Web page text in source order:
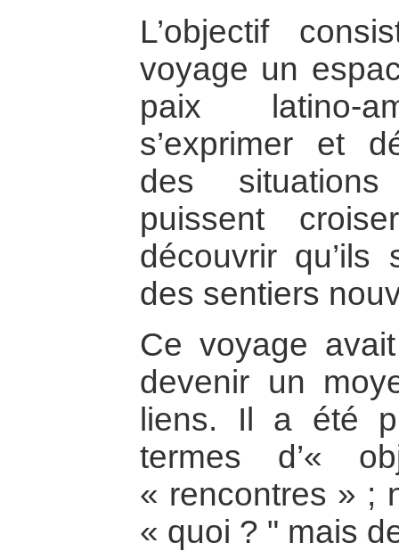
L’objectif
voyage un
paix latino-
s’exprimer et
des situations
puissent
découvrir qu’ils
des sentiers
Ce voyage
devenir un
liens. Il a été
termes d’«
« rencontres » ;
« quoi ? " mais